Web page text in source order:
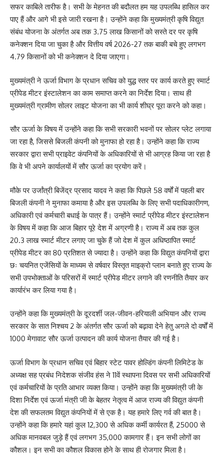
सफर काबिले तारीफ है। सभी के मेहनत की बदौलत हम यह उपलब्धि हासिल कर
पाए हैं और आगे भी इसे जारी रखना है। उन्होंने कहा कि मुख्यमंत्री कृषि विद्युत
संबंध योजना के अंतर्गत अब तक 3.75 लाख किसानों को सस्ते दर पर कृषि
कनेक्शन दिया जा चुका है और वित्तीय वर्ष 2026-27 तक बाकी बचे हुए लगभग
4.79 किसानों को भी कनेक्शन दे दिया जाएगा।
मुख्यमंत्री ने ऊर्जा विभाग के प्रधान सचिव को युद्ध स्तर पर कार्य करते हुए स्मार्ट
प्रीपेड मीटर इंस्टालेशन का काम समाप्त करने का निर्देश दिया। साथ ही
मुख्यमंत्री ग्रामीण सोलर लाइट योजना का भी कार्य शीघ्र पूरा करने को कहा।
सौर ऊर्जा के विषय में उन्होंने कहा कि सभी सरकारी भवनों पर सोलर प्लेट लगाया
जा रहा है, जिससे बिजली कंपनी को मुनाफा हो रहा है। उन्होंने कहा कि राज्य
सरकार द्वारा सभी प्राइवेट कंपनियों के अधिकारियों से भी आग्रह किया जा रहा है
कि वे भी अपने कार्यालयों में सौर ऊर्जा का प्रयोग करें।
मौके पर उर्जांत्री बिजेंद्र प्रसाद यादव ने कहा कि पिछले 58 वर्षों में पहली बार
बिजली कंपनी ने मुनाफा कमाया है और इस उपलब्धि के लिए सभी पदाधिकारीगण,
अधिकारी एवं कर्मचारी बधाई के पात्र हैं। उन्होंने स्मार्ट प्रीपेड मीटर इंस्टालेशन
के विषय में कहा कि आज बिहार पूरे देश में अग्रणी है। राज्य में अब तक कुल
20.3 लाख स्मार्ट मीटर लगाए जा चुके हैं जो देश में कुल अधिष्ठापित स्मार्ट
प्रीपेड मीटर का 80 प्रतिशत से ज्यादा है। उन्होंने कहा कि विद्युत कंपनियों द्वारा
छः चयनित एजेंसियों के माध्यम से वर्षवार विस्तृत माइक्रो प्लान बनाते हुए राज्य के
सभी उपभोक्ताओं के परिसरों में स्मार्ट प्रीपेड मीटर लगाने की रणनीति तैयार कर
कार्यारंभ कर लिया गया है।
उन्होंने कहा कि मुख्यमंत्री के दूरदर्शी जल-जीवन-हरियाली अभियान और राज्य
सरकार के सात निश्चय 2 के अंतर्गत सौर ऊर्जा को बढ़ावा देने हेतु अगले दो वर्षों में
1000 मेगावाट सौर ऊर्जा उत्पादन की कार्य योजना तैयार की गई है।
ऊर्जा विभाग के प्रधान सचिव एवं बिहार स्टेट पावर होल्डिंग कंपनी लिमिटेड के
अध्यक्ष सह प्रबंध निदेशक संजीव हंस ने 11वें स्थापना दिवस पर सभी अधिकारियों
एवं कर्मचारियों के प्रति आभार व्यक्त किया। उन्होंने कहा कि मुख्यमंत्री जी के
दिशा निर्देश एवं ऊर्जा मंत्री जी के बेहतर नेतृत्व में आज राज्य की विद्युत कंपनी
देश की सफलतम विद्युत कंपनियों में से एक है। यह हमारे लिए गर्व की बात है।
उन्होंने कहा कि हमारे यहां कुल 12,300 से अधिक कर्मी कार्यरत हैं, 25000 से
अधिक मानवबल जुड़े हैं एवं लगभग 35,000 कामगार हैं। इन सभी लोगों का
कौशल। इन सभी का कौशल विकास होने के साथ ही रोजगार मिला है।